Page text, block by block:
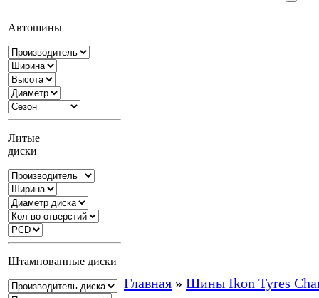
Автошины
Литые
диски
Штампованные диски
Главная » Шины Ikon Tyres